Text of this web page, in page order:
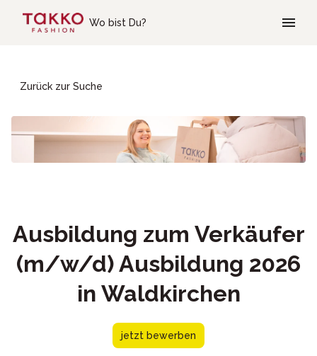
Wo bist Du?
Zurück zur Suche
Ausbildung zum Verkäufer
(m/w/d) Ausbildung 2026
in Waldkirchen
jetzt bewerben